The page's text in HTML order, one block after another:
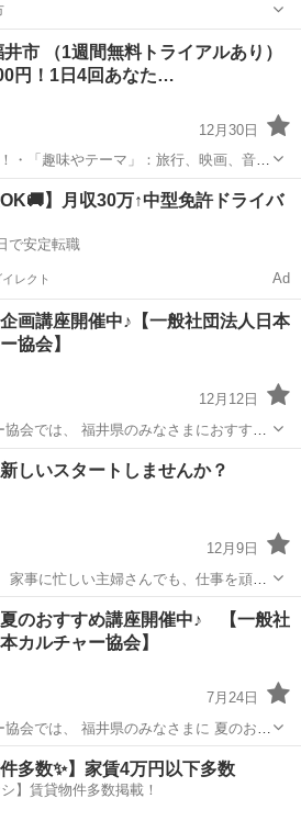
無料
イアルあり）
円！1日4回あなた…
12月30日
・「趣味やテーマ」：旅行、映画、音
もっと楽しめる情報をお届けします。
7:00: 目覚めの1通で1日を元気にスター
BTS
OK🚚】月収30万↑中型免許ドライバ
で安定転職
レクト Ad
画講座開催中♪【一般社団法人日本
協会】
12月12日
会では、 福井県のみなさまにおすすめ
す。 その他、下記の様々な募集も行っ
ックすると、日程などの詳細情報を見
新しいスタートしませんか？
12月9日
事に忙しい主婦さんでも、仕事を頑張
のスキマ時間から始めることの出来る物
く聞きたい方はご気軽にお問い合わせく
物販
のおすすめ講座開催中♪ 【一般社
カルチャー協会】
7月24日
は、 福井県のみなさまに 夏のおす
や募集も
ます。 ◆【夏のおすすめ講
オンライン
件多数✨】家賃4万円以下多数
シ】賃貸物件多数掲載！